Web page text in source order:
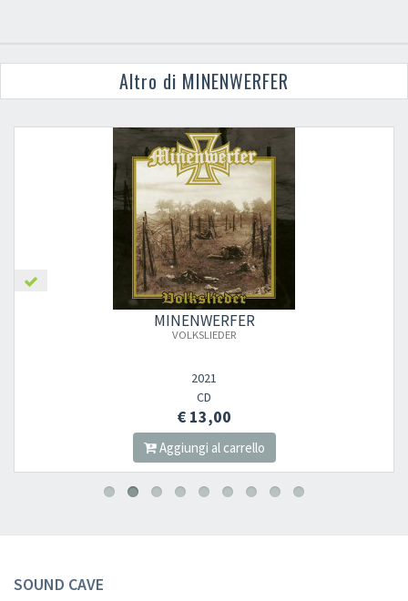
Altro di MINENWERFER
MINENWERFER
VOLKSLIEDER
2021
CD
€ 13,00
Aggiungi al carrello
SOUND CAVE